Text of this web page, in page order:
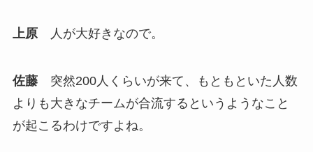
上原人が大好きなので。
佐藤突然200人くらいが来て、もともといた人数
よりも大きなチームが合流するというようなこと
が起こるわけですよね。